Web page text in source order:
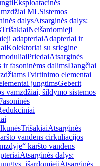
Eksploatacinės
MLSistemos
dalysAtsarginės dalys:
TrišakiaiNeišardomieji
adapteriaiAdapteriai ir
Kolektoriai su sriegine
PriedaiAtsarginės
ir fasoninėms dalimsDangčiai
Tvirtinimo elementai
jungtimsGeberit
vamzdžiai, šildymo sistemos
TrišakiaiAtsarginės
vandens cirkuliacijos
karšto vandens
Atsarginės dalys:
išardomiejiAtsarginės